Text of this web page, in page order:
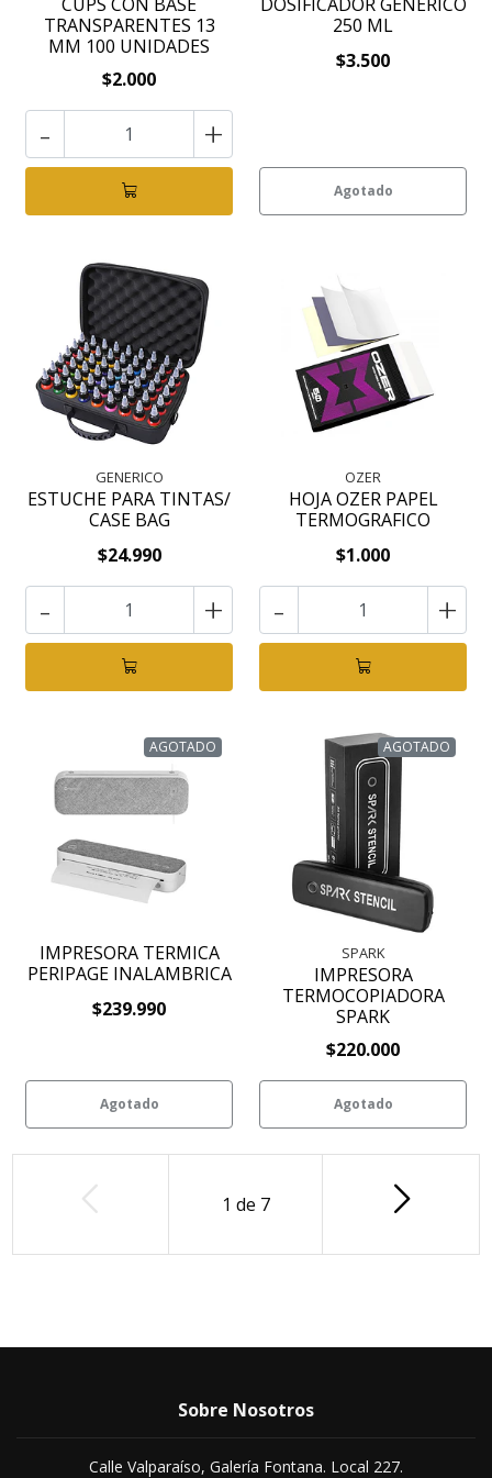
TRANSPARENTES 13
MM 100 UNIDADES
$2.000
- +
250 ML
$3.500
Agotado
GENERICO
ESTUCHE PARA TINTAS/
CASE BAG
$24.990
- +
OZER
HOJA OZER PAPEL
TERMOGRAFICO
$1.000
- +
AGOTADO
IMPRESORA TERMICA
PERIPAGE INALAMBRICA
$239.990
Agotado
AGOTADO
SPARK
IMPRESORA
TERMOCOPIADORA
SPARK
$220.000
Agotado
1 de 7
Sobre Nosotros
Calle Valparaíso, Galería Fontana. Local 227.